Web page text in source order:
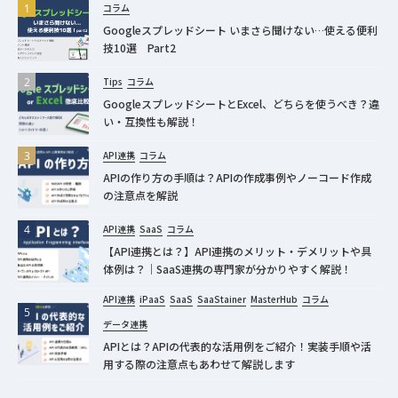
コラム
Googleスプレッドシート いまさら聞けない…使える便利
技10選 Part2
Tips コラム
GoogleスプレッドシートとExcel、どちらを使うべき？違
い・互換性も解説！
API連携 コラム
APIの作り方の手順は？APIの作成事例やノーコード作成
の注意点を解説
API連携 SaaS コラム
【API連携とは？】API連携のメリット・デメリットや具
体例は？｜SaaS連携の専門家が分かりやすく解説！
API連携 iPaaS SaaS SaaStainer MasterHub コラム
データ連携
APIとは？APIの代表的な活用例をご紹介！実装手順や活
用する際の注意点もあわせて解説します